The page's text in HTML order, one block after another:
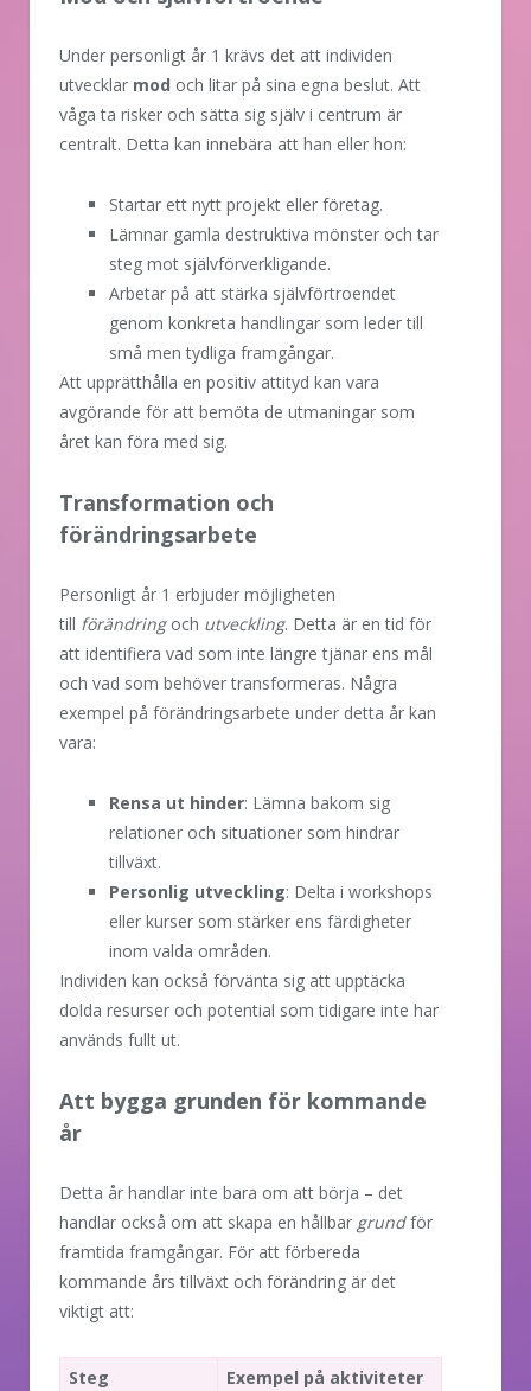
Under personligt år 1 krävs det att individen
utvecklar mod och litar på sina egna beslut. Att
våga ta risker och sätta sig själv i centrum är
centralt. Detta kan innebära att han eller hon:
Startar ett nytt projekt eller företag.
Lämnar gamla destruktiva mönster och tar
steg mot självförverkligande.
Arbetar på att stärka självförtroendet
genom konkreta handlingar som leder till
små men tydliga framgångar.
Att upprätthålla en positiv attityd kan vara
avgörande för att bemöta de utmaningar som
året kan föra med sig.
Transformation och
förändringsarbete
Personligt år 1 erbjuder möjligheten
till förändringoch utveckling. Detta är en tid för
att identifiera vad som inte längre tjänar ens mål
och vad som behöver transformeras. Några
exempel på förändringsarbete under detta år kan
vara:
Rensa ut hinder: Lämna bakom sig
relationer och situationer som hindrar
tillväxt.
Personlig utveckling: Delta i workshops
eller kurser som stärker ens färdigheter
inom valda områden.
Individen kan också förvänta sig att upptäcka
dolda resurser och potential som tidigare inte har
används fullt ut.
Att bygga grunden för kommande
år
Detta år handlar inte bara om att börja – det
handlar också om att skapa en hållbar grundför
framtida framgångar. För att förbereda
kommande års tillväxt och förändring är det
viktigt att:
Steg
Exempel på aktiviteter